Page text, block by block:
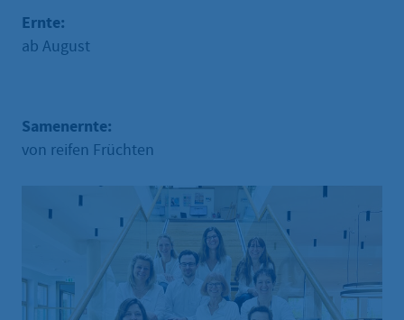
Ernte:
ab August
Samenernte:
von reifen Früchten